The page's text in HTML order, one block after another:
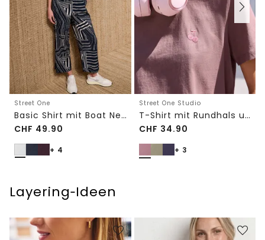
Street One
Basic Shirt mit Boat Neck und Elastikbund
CHF 49.90
+ 4
Street One Studio
T-Shirt mit Rundhals und Embroidery-Detail
CHF 34.90
+ 3
Layering‑Ideen